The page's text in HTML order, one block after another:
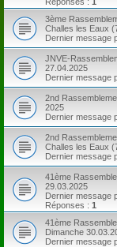
3ème
Challes les Eaux
Dernier message
JNVE-
27.04.2025
Dernier message
2nd
2025
Dernier message
2nd
Challes les Eaux
Dernier message
41ème
29.03.2025
Dernier message
Réponses : 1
41ème
Dimanche
Dernier message